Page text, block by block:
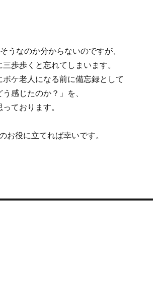
うなのか分からないのですが、
歩歩くと忘れてしまいます。
ケ老人になる前に備忘録として
感じたのか？」を、
ております。
お役に立てれば幸いです。